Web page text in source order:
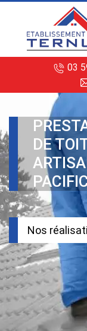
03
DE
Nos